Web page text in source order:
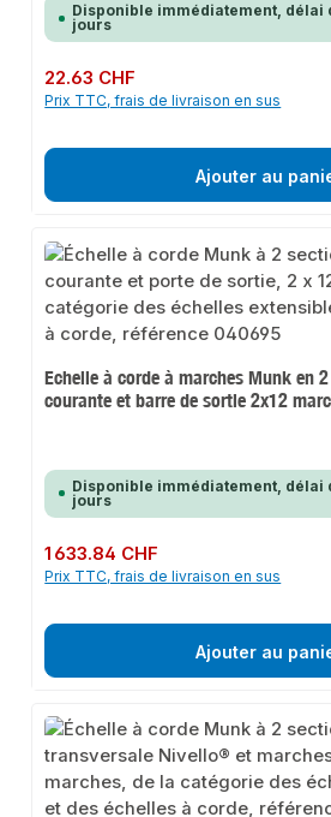
Disponible immédiatement, délai
jours
Prix régulier :
22.63 CHF
Prix TTC, frais de livraison en sus
Ajouter au
Echelle à corde à marches Munk en
courante et barre de sortie 2x12
Disponible immédiatement, délai
jours
Prix régulier :
1 633.84 CHF
Prix TTC, frais de livraison en sus
Ajouter au